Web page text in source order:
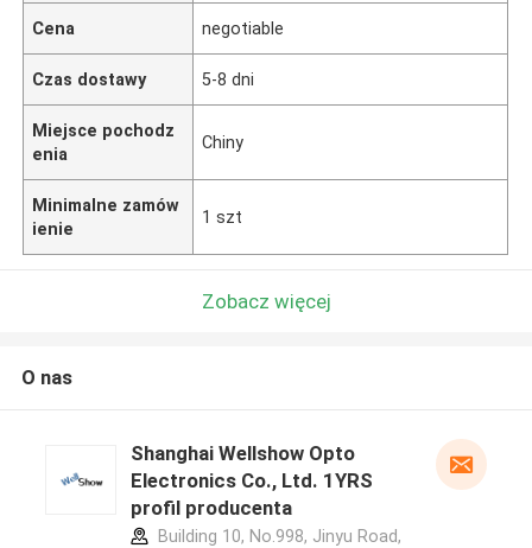
Cena negotiable
Czas dostawy 5-8 dni
Miejsce pochodz
enia
Chiny
Minimalne zamów
ienie
1 szt
Zobacz więcej
O nas
Shanghai Wellshow Opto
Electronics Co., Ltd. 1YRS
profil producenta
Building 10, No.998, Jinyu Road,